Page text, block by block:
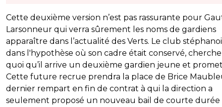
Cette deuxième version n’est pas rassurante pour
Larsonneur qui verra sûrement les noms de gardiens
apparaître dans l’actualité des Verts. Le club
dans l'hypothèse où son cadre était conservé,
quoi qu’il arrive un deuxième gardien jeune et
Cette future recrue prendra la place de Brice
dernier rempart en fin de contrat à qui la direction a
seulement proposé un nouveau bail de courte durée